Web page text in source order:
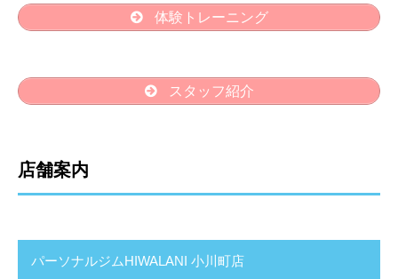
体験トレーニング
スタッフ紹介
店舗案内
パーソナルジムHIWALANI 小川町店